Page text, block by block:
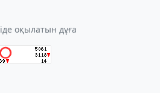
оқылатын дұға